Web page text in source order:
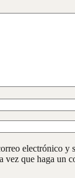
electrónico y
vez que haga un